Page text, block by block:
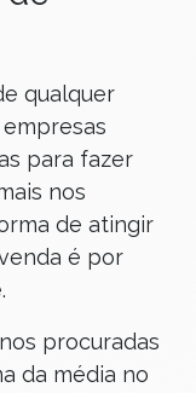
qualquer
para fazer
nos
de atingir
é por
procuradas
da média no